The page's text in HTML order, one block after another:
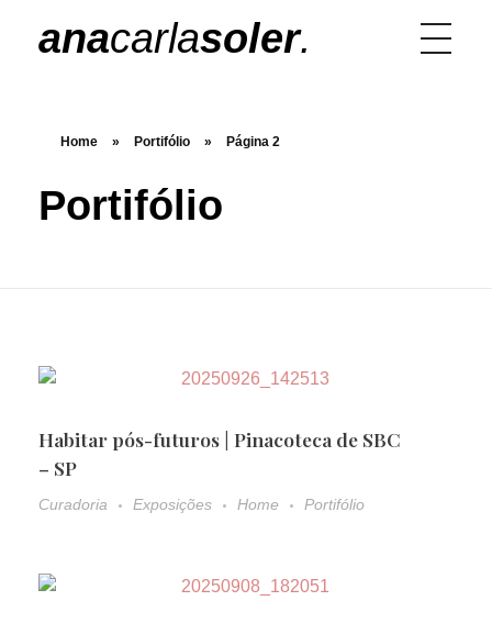
anacarlasoler.
Home » Portifólio » Página 2
Portifólio
Habitar pós-futuros | Pinacoteca de SBC
– SP
Curadoria Exposições Home Portifólio